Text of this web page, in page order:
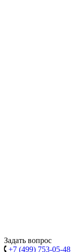
Задать вопрос
+7 (499) 753-05-48